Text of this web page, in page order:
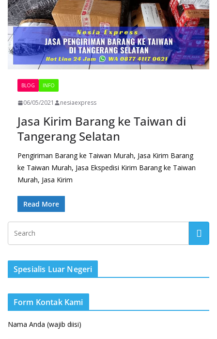
BLOG INFO
06/05/2021 nesiaexpress
Jasa Kirim Barang ke Taiwan di
Tangerang Selatan
Pengiriman Barang ke Taiwan Murah, Jasa Kirim Barang
ke Taiwan Murah, Jasa Ekspedisi Kirim Barang ke Taiwan
Murah, Jasa Kirim
Read More
Spesialis Luar Negeri
Form Kontak Kami
Nama Anda (wajib diisi)